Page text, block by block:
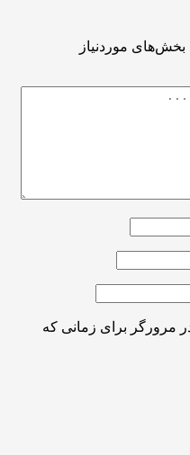
موردنیاز
برای زمانی که